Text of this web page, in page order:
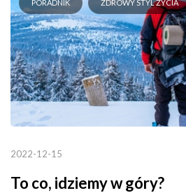
PORADNIK ZDROWY STYL ŻYCIA
2022-12-15
To co, idziemy w góry?